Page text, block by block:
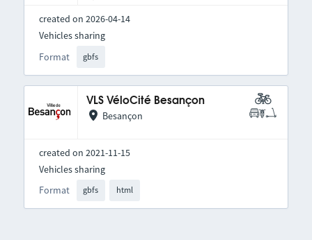
created on 2026-04-14
Format gbfs
Vehicles sharing
VLS VéloCité Besançon
Besançon
created on 2021-11-15
Format gbfs html
Vehicles sharing